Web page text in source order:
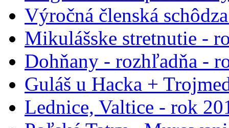
Výročná členská
Mikulášske stretnutie -
Dohňany - rozhľadňa -
Guláš u Hacka +
Lednice, Valtice - rok